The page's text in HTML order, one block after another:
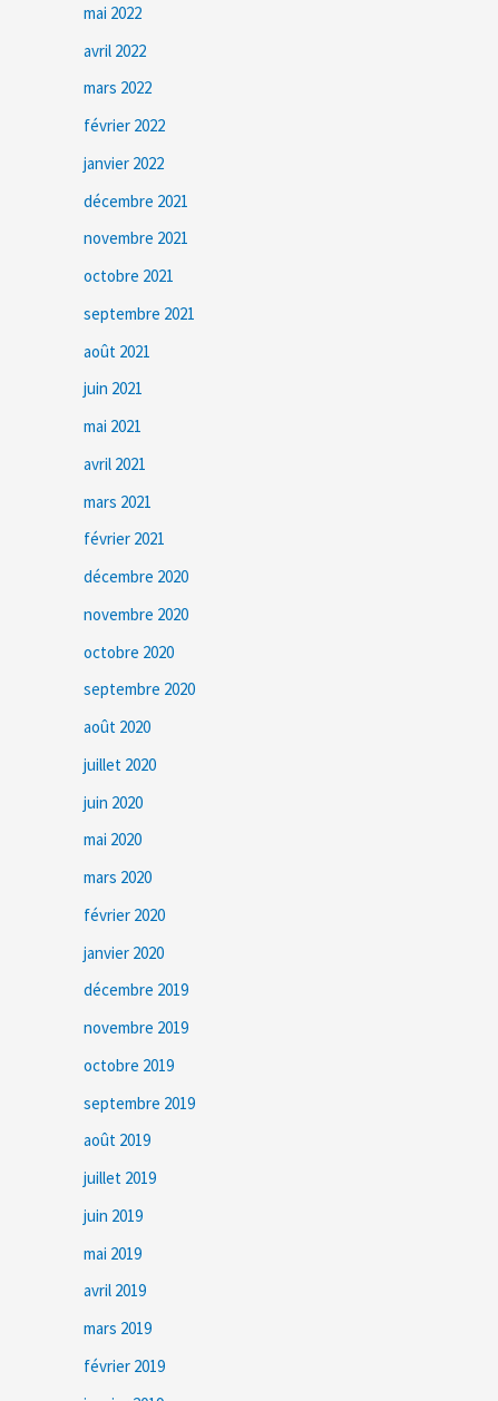
mai 2022
avril 2022
mars 2022
février 2022
janvier 2022
décembre 2021
novembre 2021
octobre 2021
septembre 2021
août 2021
juin 2021
mai 2021
avril 2021
mars 2021
février 2021
décembre 2020
novembre 2020
octobre 2020
septembre 2020
août 2020
juillet 2020
juin 2020
mai 2020
mars 2020
février 2020
janvier 2020
décembre 2019
novembre 2019
octobre 2019
septembre 2019
août 2019
juillet 2019
juin 2019
mai 2019
avril 2019
mars 2019
février 2019